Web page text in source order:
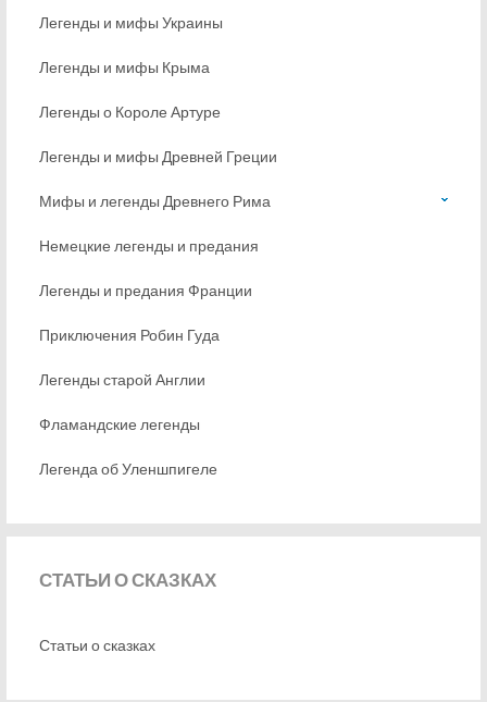
Легенды и мифы Украины
Легенды и мифы Крыма
Легенды о Короле Артуре
Легенды и мифы Древней Греции
Мифы и легенды Древнего Рима
Немецкие легенды и предания
Легенды и предания Франции
Приключения Робин Гуда
Легенды старой Англии
Фламандские легенды
Легенда об Уленшпигеле
СТАТЬИО СКАЗКАХ
Статьи о сказках